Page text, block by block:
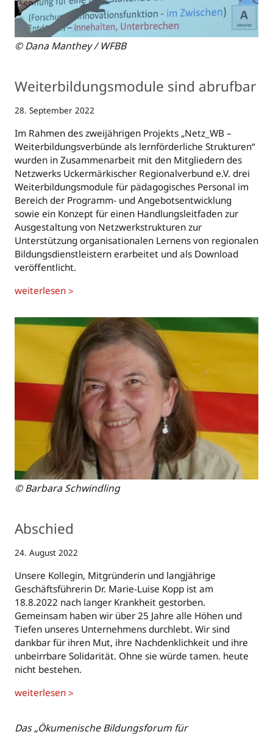
© Dana Manthey / WFBB
Weiterbildungsmodule sind abrufbar
28. September 2022
Im Rahmen des zweijährigen Projekts „Netz_WB –
Weiterbildungsverbünde als lernförderliche Strukturen“
wurden in Zusammenarbeit mit den Mitgliedern des
Netzwerks Uckermärkischer Regionalverbund e.V. drei
Weiterbildungsmodule für pädagogisches Personal im
Bereich der Programm- und Angebotsentwicklung
sowie ein Konzept für einen Handlungsleitfaden zur
Ausgestaltung von Netzwerkstrukturen zur
Unterstützung organisationalen Lernens von regionalen
Bildungsdienstleistern erarbeitet und als Download
veröffentlicht.
weiterlesen >
© Barbara Schwindling
Abschied
24. August 2022
Unsere Kollegin, Mitgründerin und langjährige
Geschäftsführerin Dr. Marie-Luise Kopp ist am
18.8.2022 nach langer Krankheit gestorben.
Gemeinsam haben wir über 25 Jahre alle Höhen und
Tiefen unseres Unternehmens durchlebt. Wir sind
dankbar für ihren Mut, ihre Nachdenklichkeit und ihre
unbeirrbare Solidarität. Ohne sie würde tamen. heute
nicht bestehen.
weiterlesen >
Das „Ökumenische Bildungsforum für